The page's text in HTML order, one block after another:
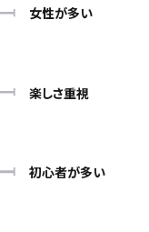
女性が多い
楽しさ重視
初心者が多い